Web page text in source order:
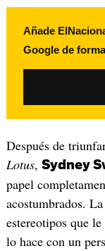
Añade
Google de
Después de
Lotus, Sydney
papel
acostumbrados.
estereotipos que
lo hace con un